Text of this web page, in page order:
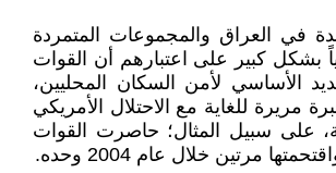
في العراق والمجموعات المتمردة
بشكل كبير على اعتبارهم أن القوات
الأساسي لأمن السكان المحليين،
مريرة للغاية مع الاحتلال الأمريكي
على سبيل المثال؛ حاصرت القوات
مرتين خلال عام 2004 وحده.